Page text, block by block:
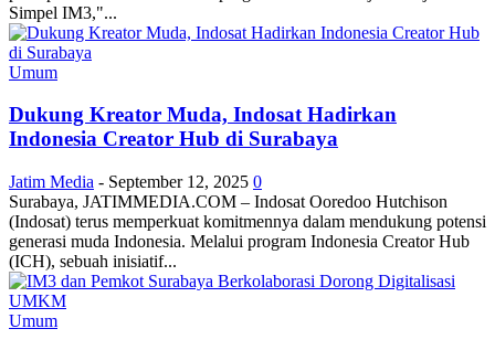
Simpel IM3,"...
Umum
Dukung Kreator Muda, Indosat Hadirkan
Indonesia Creator Hub di Surabaya
Jatim Media - September 12, 2025 0
Surabaya, JATIMMEDIA.COM – Indosat Ooredoo Hutchison
(Indosat) terus memperkuat komitmennya dalam mendukung potensi
generasi muda Indonesia. Melalui program Indonesia Creator Hub
(ICH), sebuah inisiatif...
Umum